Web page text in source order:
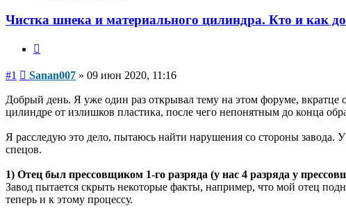
Чистка шнека и материального цилиндра. Кто и как
#1 Сообщение
Sanan007 » 09 июн 2020, 11:16
Добрый день. Я уже один раз открывал тему на этом форуме, вкратце
цилиндре от излишков пластика, после чего непонятным до конца
Я расследую это дело, пытаюсь найти нарушения со стороны завода.
спецов.
1) Отец был прессовщиком 1-го разряда (у нас 4 разряда у
Завод пытается скрыть некоторые факты, например, что мой отец
теперь и к этому процессу.